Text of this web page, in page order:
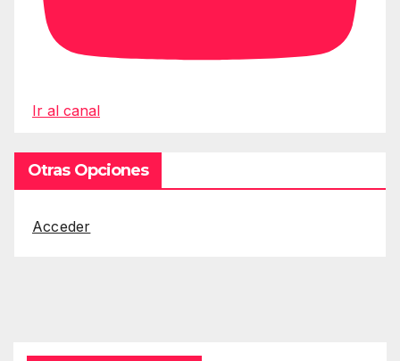
Ir al canal
Otras Opciones
Acceder